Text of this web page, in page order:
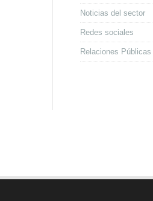
Noticias del sector
Redes sociales
Relaciones Públicas